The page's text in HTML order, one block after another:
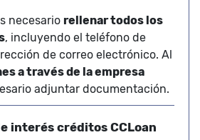
necesario rellenar todos los
, incluyendo el teléfono de
de correo electrónico. Al
a través de la empresa
adjuntar documentación.
interés créditos CCLoan